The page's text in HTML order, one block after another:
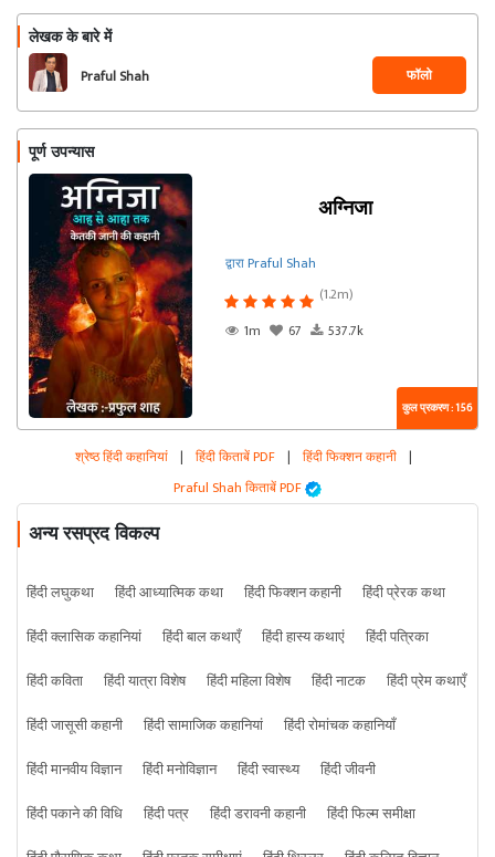
लेखक के बारे में
Praful Shah फॉलो
पूर्ण उपन्यास
अग्निजा
द्वारा Praful Shah
(1.2m)
1m
67 537.7k
कुल प्रकरण : 156
श्रेष्ठ हिंदी कहानियां | हिंदी किताबें PDF | हिंदी फिक्शन कहानी |
Praful Shah किताबें PDF
अन्य रसप्रद विकल्प
हिंदी लघुकथा हिंदी आध्यात्मिक कथा हिंदी फिक्शन कहानी
हिंदी प्रेरक कथा
हिंदी क्लासिक कहानियां
हिंदी बाल कथाएँ हिंदी हास्य कथाएं
हिंदी पत्रिका
हिंदी कविता
हिंदी यात्रा विशेष हिंदी महिला विशेष हिंदी नाटक
हिंदी प्रेम कथाएँ
हिंदी जासूसी कहानी
हिंदी सामाजिक कहानियां
हिंदी रोमांचक कहानियाँ
हिंदी मानवीय विज्ञान
हिंदी मनोविज्ञान हिंदी स्वास्थ्य
हिंदी जीवनी
हिंदी पकाने की विधि
हिंदी पत्र हिंदी डरावनी कहानी
हिंदी फिल्म समीक्षा